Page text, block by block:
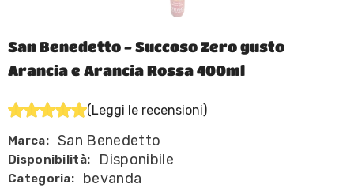
San Benedetto - Succoso Zero gusto
Arancia e Arancia Rossa 400ml
(Leggi le recensioni)
Marca: San Benedetto
Disponibilità: Disponibile
Categoria: bevanda